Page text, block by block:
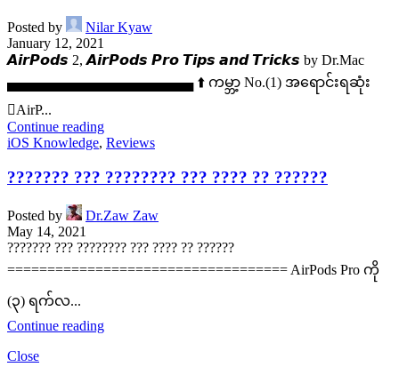
Posted by
Nilar Kyaw
January 12, 2021
𝘼𝙞𝙧𝙋𝙤𝙙𝙨 2, 𝘼𝙞𝙧𝙋𝙤𝙙𝙨 𝙋𝙧𝙤 𝙏𝙞𝙥𝙨 𝙖𝙣𝙙 𝙏𝙧𝙞𝙘𝙠𝙨 by Dr.Mac
▄▄▄▄▄▄▄▄▄▄▄▄▄▄▄▄▄▄▄ ⬆️ ကမ္ဘာ့ No.(1) အရောင်းရဆုံး
AirP...
Continue reading
iOS Knowledge, Reviews
??????? ??? ???????? ??? ???? ?? ??????
Posted by
Dr.Zaw Zaw
May 14, 2021
??????? ??? ???????? ??? ???? ?? ??????
=================================== AirPods Pro ကို
(၃) ရက်လ...
Continue reading
Close